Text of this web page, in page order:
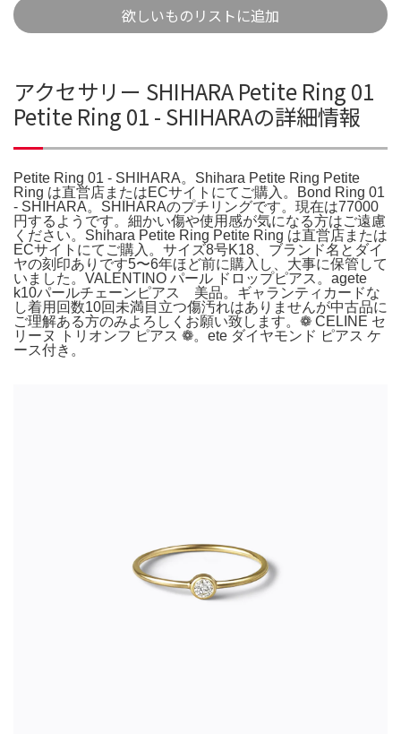
欲しいものリストに追加
アクセサリー SHIHARA Petite Ring 01
Petite Ring 01 - SHIHARAの詳細情報
Petite Ring 01 - SHIHARA。Shihara Petite Ring Petite
Ring は直営店またはECサイトにてご購入。Bond Ring 01
- SHIHARA。SHIHARAのプチリングです。現在は77000
円するようです。細かい傷や使用感が気になる方はご遠慮
ください。Shihara Petite Ring Petite Ring は直営店または
ECサイトにてご購入。サイズ8号K18、ブランド名とダイ
ヤの刻印ありです5〜6年ほど前に購入し、大事に保管して
いました。VALENTINO パール ドロップピアス。agete
k10パールチェーンピアス 美品。ギャランティカードな
し着用回数10回未満目立つ傷汚れはありませんが中古品に
ご理解ある方のみよろしくお願い致します。❁ CELINE セ
リーヌ トリオンフ ピアス ❁。ete ダイヤモンド ピアス ケ
ース付き。